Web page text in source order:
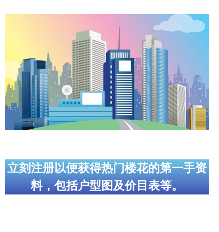
租房指南
帮您卖房
多伦多地产
楼花大全
大多伦多地区楼花开发商名录
楼花转让专区
多伦多市中心楼花项目
立刻注册以便获得热门楼花的第一手资
料，包括户型图及价目表等。